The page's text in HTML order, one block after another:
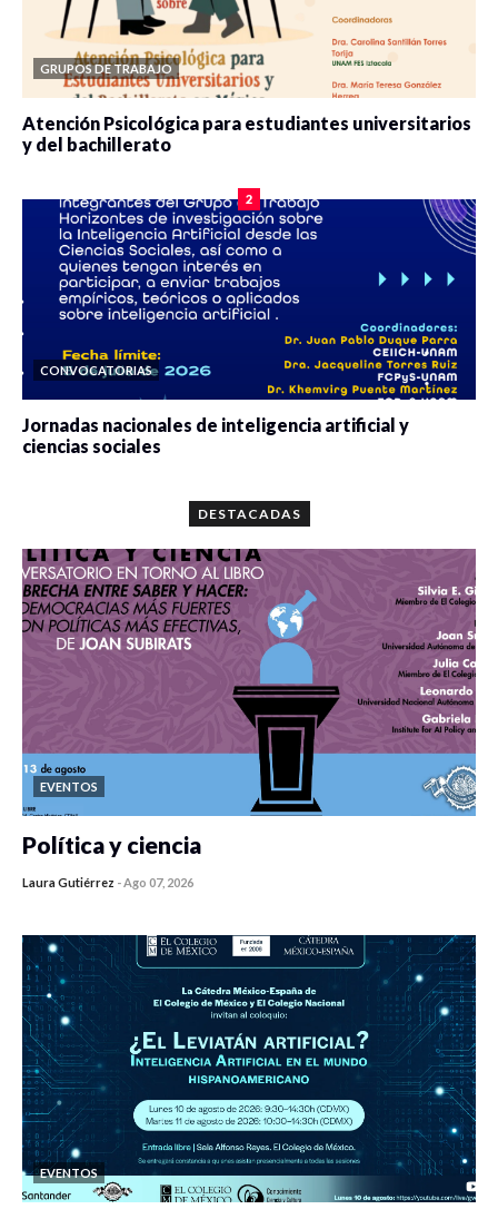
GRUPOS DE TRABAJO
Atención Psicológica para estudiantes universitarios
y del bachillerato
2
CONVOCATORIAS
Jornadas nacionales de inteligencia artificial y
ciencias sociales
DESTACADAS
EVENTOS
Política y ciencia
Laura Gutiérrez -Ago 07, 2026
EVENTOS